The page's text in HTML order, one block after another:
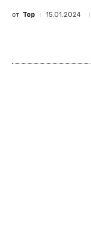
от Top 15.01.2024